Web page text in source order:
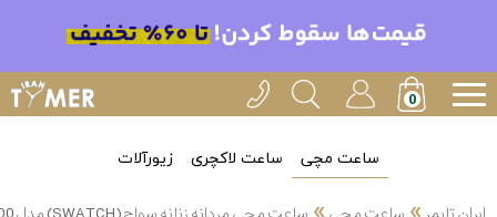
ساعت مچی ساعت لاکچری زیورآلات